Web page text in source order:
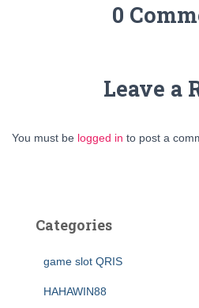
0
Leave a
You must be logged in to post a
Categories
game slot QRIS
HAHAWIN88